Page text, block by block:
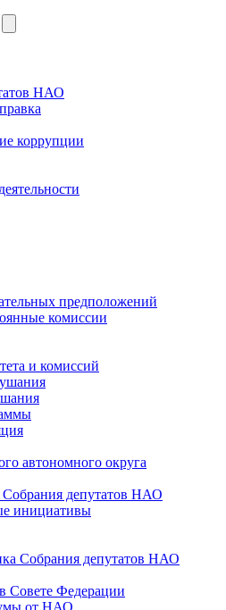
НАО
коррупции
предположений
комиссии
и комиссий
автономного округа
Собрания депутатов НАО
инициативы
Собрания депутатов НАО
Совете Федерации
от НАО